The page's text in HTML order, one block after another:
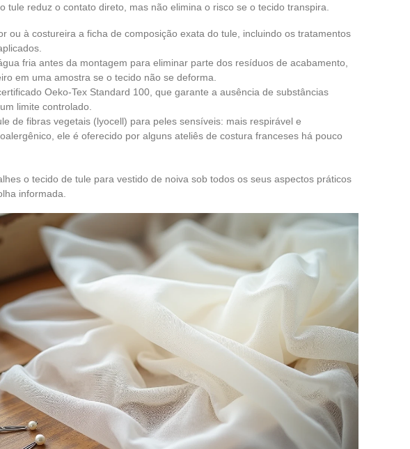
tule reduz o contato direto, mas não elimina o risco se o tecido transpira.
ou à costureira a ficha de composição exata do tule, incluindo os tratamentos
fria antes da montagem para eliminar parte dos resíduos de acabamento,
em uma amostra se o tecido não se deforma.
Oeko-Tex Standard 100, que garante a ausência de substâncias
limite controlado.
de fibras vegetais (lyocell) para peles sensíveis: mais respirável e
ele é oferecido por alguns ateliês de costura franceses há pouco
o tecido de tule para vestido de noiva sob todos os seus aspectos práticos
informada.